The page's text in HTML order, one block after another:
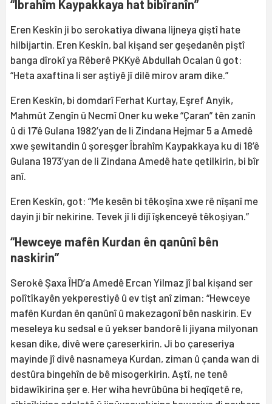
“Îbrahîm Kaypakkaya hat bibîranîn”
Eren Keskîn ji bo serokatiya dîwana lijneya giştî hate
hilbijartin. Eren Keskîn, bal kişand ser geşedanên piştî
banga dîrokî ya Rêberê PKKyê Abdullah Ocalan û got:
“Heta axaftina li ser aştiyê jî dilê mirov aram dike.”
Eren Keskîn, bi domdarî Ferhat Kurtay, Eşref Anyik,
Mahmût Zengîn û Necmî Oner ku weke “Çaran” tên zanîn
û di 17’ê Gulana 1982’yan de li Zindana Hejmar 5 a Amedê
xwe şewitandin û şoreşger Îbrahîm Kaypakkaya ku di 18’ê
Gulana 1973’yan de li Zindana Amedê hate qetilkirin, bi bîr
anî.
Eren Keskîn, got: “Me kesên bi têkoşîna xwe rê nîşanî me
dayin ji bîr nekirine. Tevek jî li dijî îşkenceyê têkoşiyan.”
“Hewceye mafên Kurdan ên qanûnî bên
naskirin”
Serokê Şaxa ÎHD’a Amedê Ercan Yilmaz jî bal kişand ser
polîtîkayên yekperestiyê û ev tişt anî ziman: “Hewceye
mafên Kurdan ên qanûnî û makezagonî bên naskirin. Ev
meseleya ku sedsal e û yekser bandorê li jiyana milyonan
kesan dike, divê were çareserkirin. Ji bo çareseriya
mayinde jî divê nasnameya Kurdan, ziman û çanda wan di
destûra bingehîn de bê misogerkirin. Aştî, ne tenê
bidawîkirina şer e. Her wiha hevrûbûna bi heqîqetê re,